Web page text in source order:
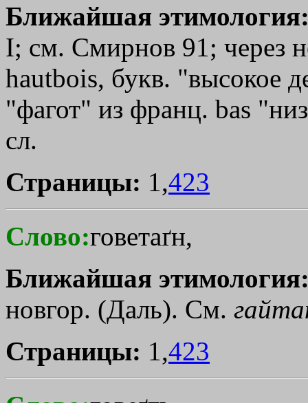
Ближайшая
I; см. Смирнов 91; через
hautbois, букв. "высокое
"фагот" из франц. bas
сл.
Страницы: 1,423
Слово:говетаґн,
Ближайшая
новгор. (Даль). См.
Страницы: 1,423